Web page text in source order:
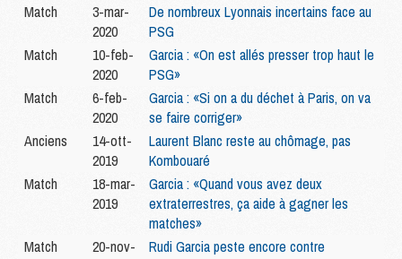
Match
3-mar-
2020
De nombreux Lyonnais incertains face au
PSG
Match
10-feb-
2020
Garcia : «On est allés presser trop haut le
PSG»
Match
6-feb-
2020
Garcia : «Si on a du déchet à Paris, on va
se faire corriger»
Anciens
14-ott-
2019
Laurent Blanc reste au chômage, pas
Kombouaré
Match
18-mar-
2019
Garcia : «Quand vous avez deux
extraterrestres, ça aide à gagner les
matches»
Match
20-nov-
Rudi Garcia peste encore contre